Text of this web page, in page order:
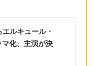
ルキュール・
化、主演が決